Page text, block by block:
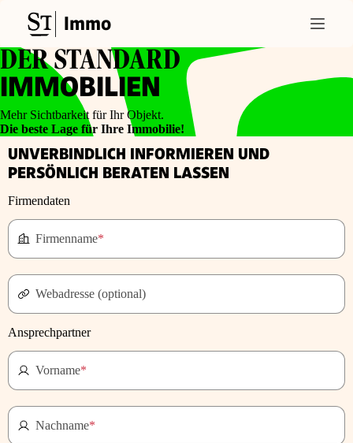
Immo
DER STANDARD
IMMOBILIEN
Mehr Sichtbarkeit für Ihr Objekt.
Die beste Lage für Ihre Immobilie!
UNVERBINDLICH INFORMIEREN UND
PERSÖNLICH BERATEN LASSEN
Firmendaten
Firmenname*
Webadresse (optional)
Ansprechpartner
Vorname*
Nachname*